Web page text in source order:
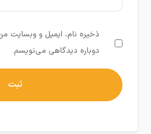
ذخیره نام، ایمیل و وبسایت
دوباره دیدگاهی می‌نویسم.